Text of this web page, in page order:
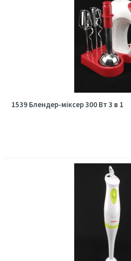
1539 Блендер-міксер 300 Вт 3 в 1